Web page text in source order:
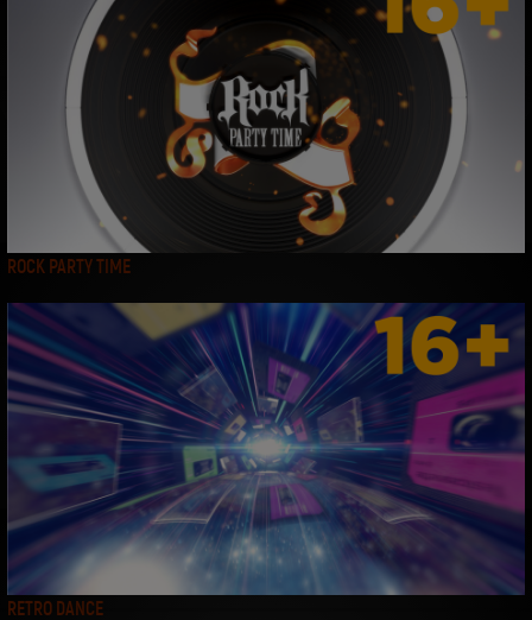
ROCK PARTY TIME
RETRO DANCE